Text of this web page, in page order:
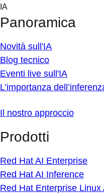
Skip
content
IA
Panoramica
Novità sull'IA
Blog tecnico
Eventi live sull'IA
L’importanza
Il nostro approccio
Prodotti
Red Hat AI Enterprise
Red Hat AI Inference
Red Hat Enterprise Linux